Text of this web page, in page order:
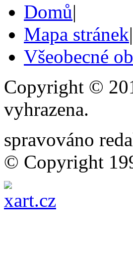
Domů|
Mapa stránek|
Všeobecné
Copyright ©
vyhrazena.
spravováno
© Copyright